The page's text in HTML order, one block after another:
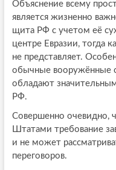
Объяснение всему
является жизненно
щита РФ с учетом её
центре Евразии, тогда
не представляет.
обычные вооружённые
обладают
РФ.
Совершенно очевидно,
Штатами требование
и не может
переговоров.